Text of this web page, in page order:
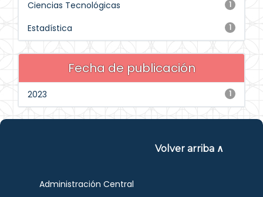
1
Ciencias Tecnológicas
1
Estadística
Fecha de publicación
1
2023
Volver arriba ∧
Administración Central